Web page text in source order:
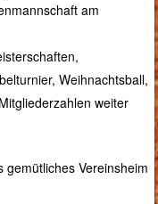
am
Weihnachtsball,
weiter
Vereinsheim